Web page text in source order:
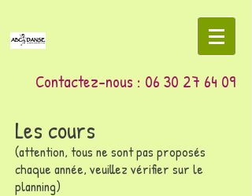
Contactez-nous : 06 30 27 64 09
Les cours
(attention, tous ne sont pas proposés
chaque année, veuillez vérifier sur le
planning)